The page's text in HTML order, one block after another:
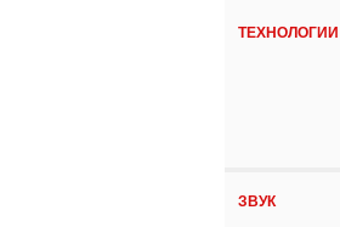
ТЕХНОЛОГИИ
ЗВУК